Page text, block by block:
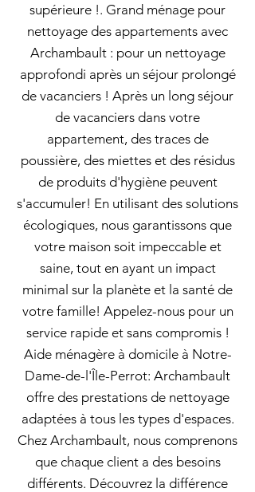
supérieure !. Grand ménage pour
nettoyage des appartements avec
Archambault : pour un nettoyage
approfondi après un séjour prolongé
de vacanciers ! Après un long séjour
de vacanciers dans votre
appartement, des traces de
poussière, des miettes et des résidus
de produits d'hygiène peuvent
s'accumuler! En utilisant des solutions
écologiques, nous garantissons que
votre maison soit impeccable et
saine, tout en ayant un impact
minimal sur la planète et la santé de
votre famille! Appelez-nous pour un
service rapide et sans compromis !
Aide ménagère à domicile à Notre-
Dame-de-l'Île-Perrot: Archambault
offre des prestations de nettoyage
adaptées à tous les types d'espaces.
Chez Archambault, nous comprenons
que chaque client a des besoins
différents. Découvrez la différence